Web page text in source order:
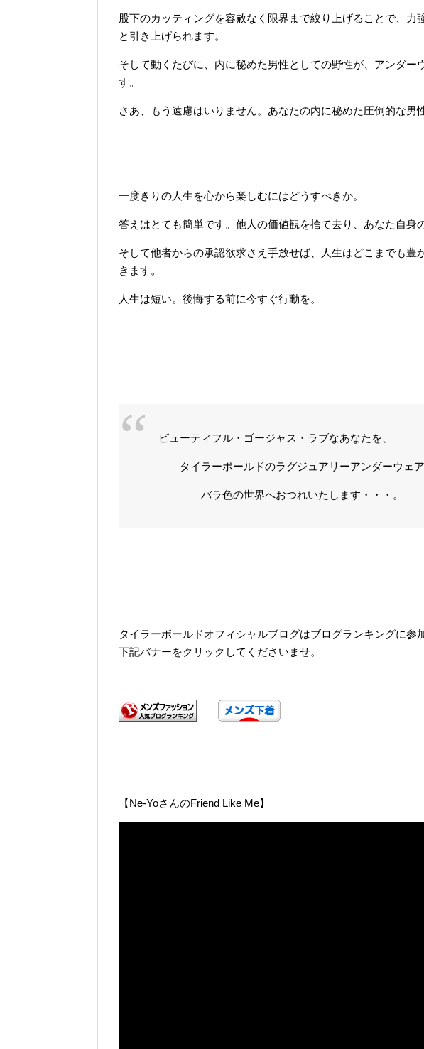
股下のカッティングを容赦なく限界まで絞り上げることで、力
と引き上げられます。
そして動くたびに、内に秘めた男性としての野性が、アンダー
す。
さあ、もう遠慮はいりません。あなたの内に秘めた圧倒的な男
一度きりの人生を心から楽しむにはどうすべきか。
答えはとても簡単です。他人の価値観を捨て去り、あなた自身
そして他者からの承認欲求さえ手放せば、人生はどこまでも豊
きます。
人生は短い。後悔する前に今すぐ行動を。
ビューティフル・ゴージャス・ラブなあなたを、
タイラーボールドのラグジュアリーアンダーウェ
バラ色の世界へおつれいたします・・・。
タイラーボールドオフィシャルブログはブログランキングに参
下記バナーをクリックしてくださいませ。
【Ne-YoさんのFriend Like Me】